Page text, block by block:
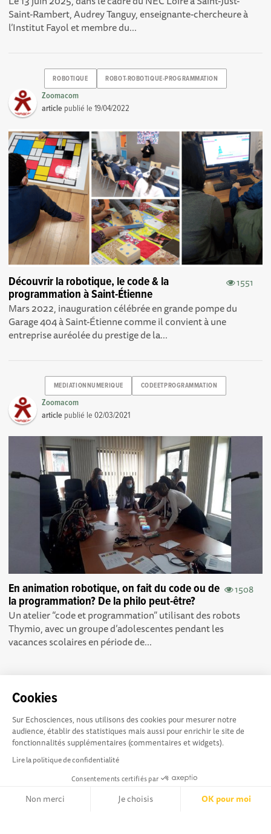
Cookies
Sur Echosciences, nous utilisons des cookies pour mesurer notre
audience, établir des statistiques mais aussi pour enrichir le site de
fonctionnalités supplémentaires (commentaires et widgets).
Lire la politique de confidentialité
Consentements certifiés par
Non merci Je choisis OK pour moi
Saint-Rambert, Audrey Tanguy, enseignante-chercheure à
l’Institut Fayol et membre du...
ROBOTIQUE ROBOT-ROBOTIQUE-PROGRAMMATION
Zoomacom
article publié le19/04/2022
1551
Découvrir la robotique, le code & la
programmation à Saint-Étienne
Mars 2022, inauguration célébrée en grande pompe du
Garage 404 à Saint-Étienne comme il convient à une
entreprise auréolée du prestige de la...
MEDIATIONNUMERIQUE CODEETPROGRAMMATION
Zoomacom
article publié le02/03/2021
1508
En animation robotique, on fait du code ou de
la programmation? De la philo peut-être?
Un atelier “code et programmation” utilisant des robots
Thymio, avec un groupe d’adolescentes pendant les
vacances scolaires en période de...